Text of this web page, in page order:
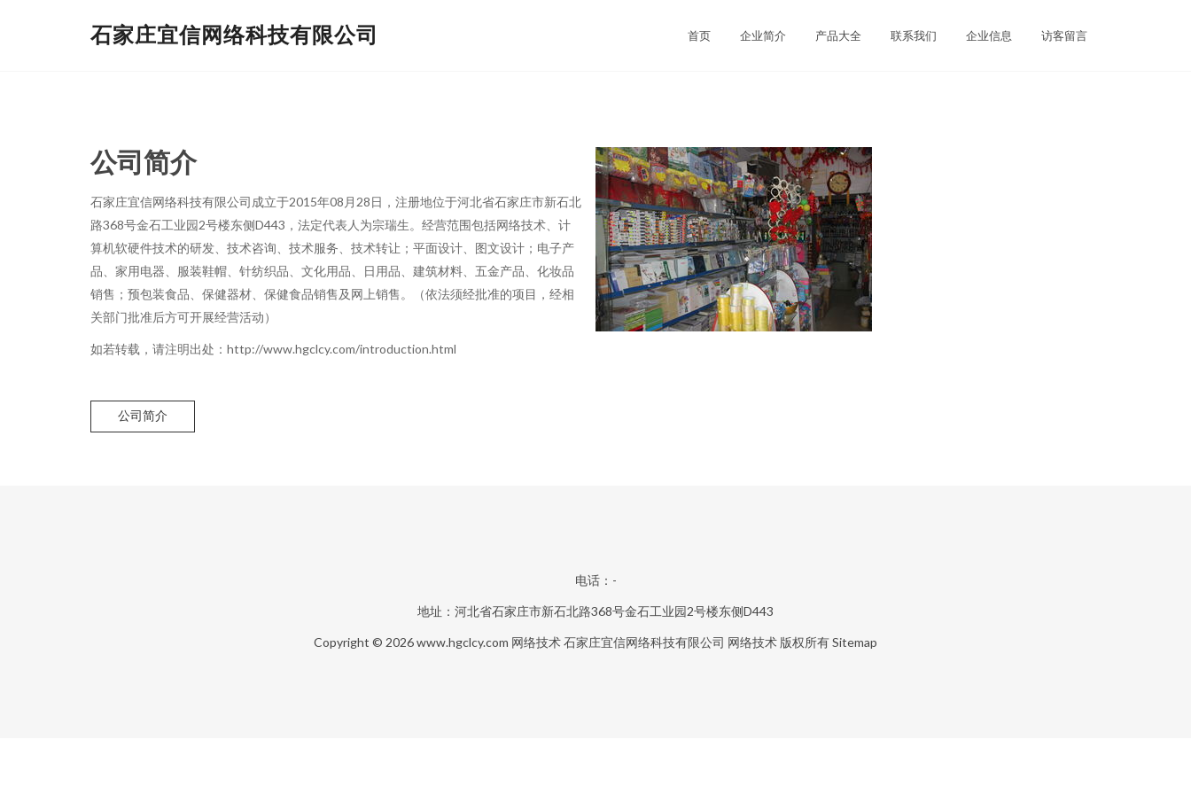
石家庄宜信网络科技有限公司 首页 企业简介 产品大全 联系我们 企业信息 访客留言
公司简介
石家庄宜信网络科技有限公司成立于2015年08月28日，注册地位于河北省石家庄市新石北
路368号金石工业园2号楼东侧D443，法定代表人为宗瑞生。经营范围包括网络技术、计
算机软硬件技术的研发、技术咨询、技术服务、技术转让；平面设计、图文设计；电子产
品、家用电器、服装鞋帽、针纺织品、文化用品、日用品、建筑材料、五金产品、化妆品
销售；预包装食品、保健器材、保健食品销售及网上销售。（依法须经批准的项目，经相
关部门批准后方可开展经营活动）
如若转载，请注明出处：http://www.hgclcy.com/introduction.html
公司简介
电话：-
地址：河北省石家庄市新石北路368号金石工业园2号楼东侧D443
Copyright © 2026www.hgclcy.com 网络技术石家庄宜信网络科技有限公司 网络技术 版权所有Sitemap